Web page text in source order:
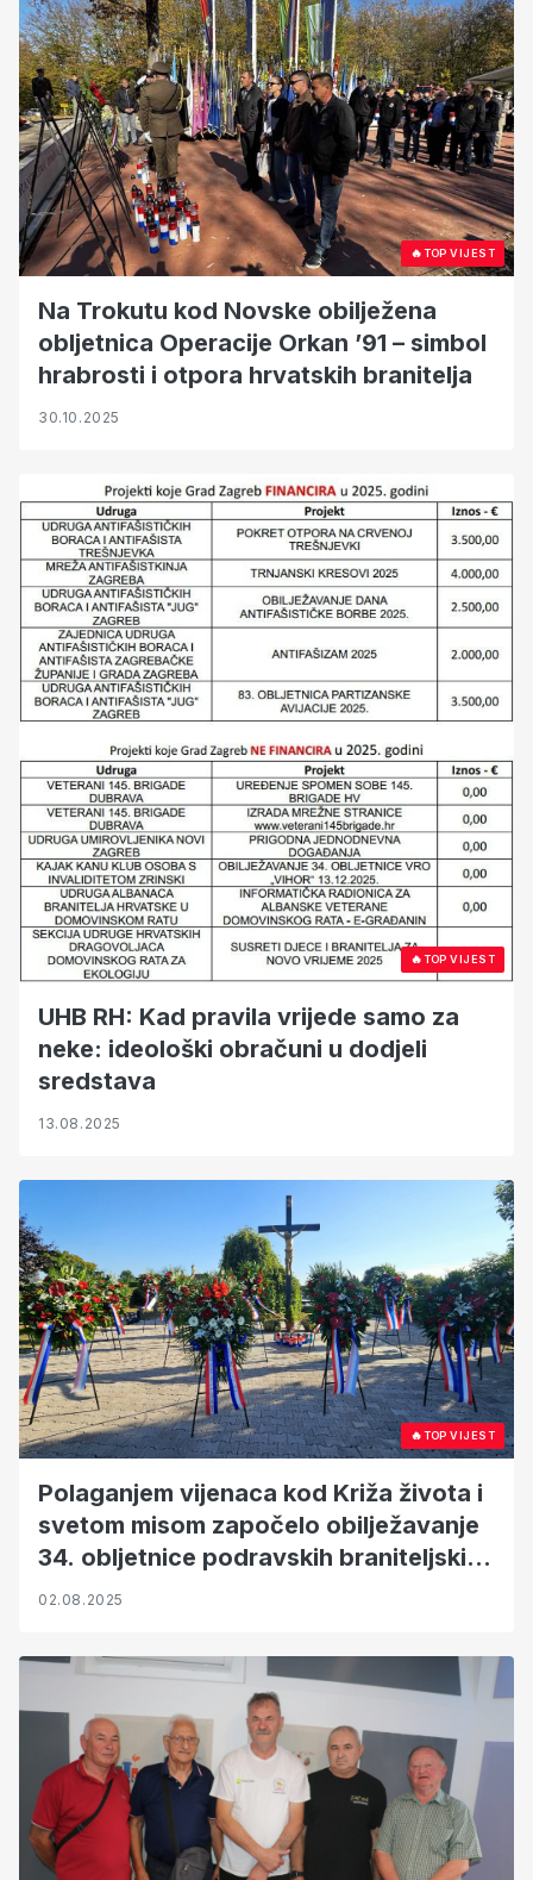
🔥TOP VIJEST
Na Trokutu kod Novske obilježena
obljetnica Operacije Orkan ’91 – simbol
hrabrosti i otpora hrvatskih branitelja
30.10.2025
🔥TOP VIJEST
UHB RH: Kad pravila vrijede samo za
neke: ideološki obračuni u dodjeli
sredstava
13.08.2025
🔥TOP VIJEST
Polaganjem vijenaca kod Križa života i
svetom misom započelo obilježavanje
34. obljetnice podravskih braniteljskih
postrojbi i 30. obljetnica VRO Oluja
02.08.2025